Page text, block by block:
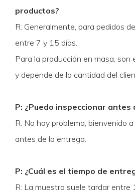
productos?
R: Generalmente, para pedidos
entre 7 y 15 días.
Para la producción en masa,
y depende de la cantidad del
P: ¿Puedo inspeccionar antes
R: No hay problema, bienvenido
antes de la entrega.
P: ¿Cuál es el tiempo de
R: La muestra suele tardar entre